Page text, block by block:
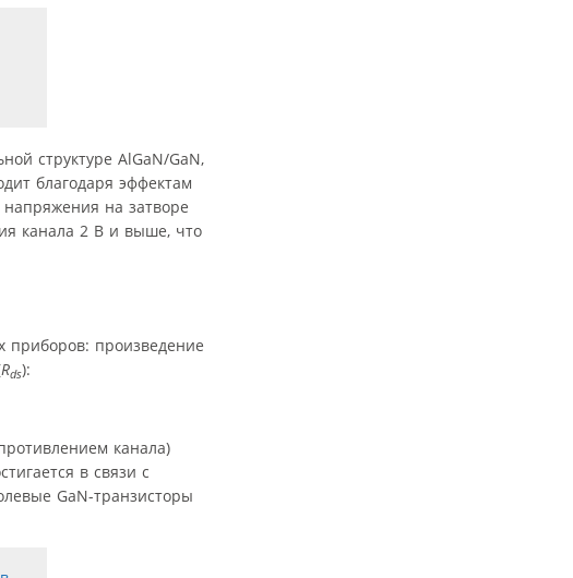
структуре AlGaN/GaN,
благодаря эффектам
напряжения на затворе
канала 2 В и выше, что
приборов: произведение
Rds):
канала)
в связи с
GaN-транзисторы